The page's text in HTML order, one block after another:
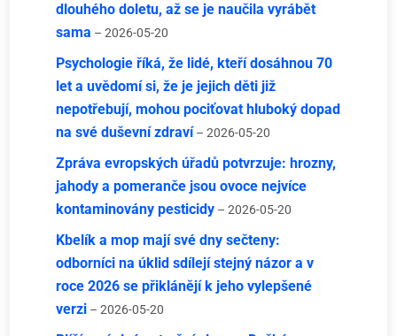
dlouhého doletu, až se je naučila vyrábět
sama – 2026-05-20
Psychologie říká, že lidé, kteří dosáhnou 70
let a uvědomí si, že je jejich děti již
nepotřebují, mohou pociťovat hluboký dopad
na své duševní zdraví – 2026-05-20
Zpráva evropských úřadů potvrzuje: hrozny,
jahody a pomeranče jsou ovoce nejvíce
kontaminovány pesticidy – 2026-05-20
Kbelík a mop mají své dny sečteny:
odborníci na úklid sdílejí stejný názor a v
roce 2026 se přiklánějí k jeho vylepšené
verzi – 2026-05-20